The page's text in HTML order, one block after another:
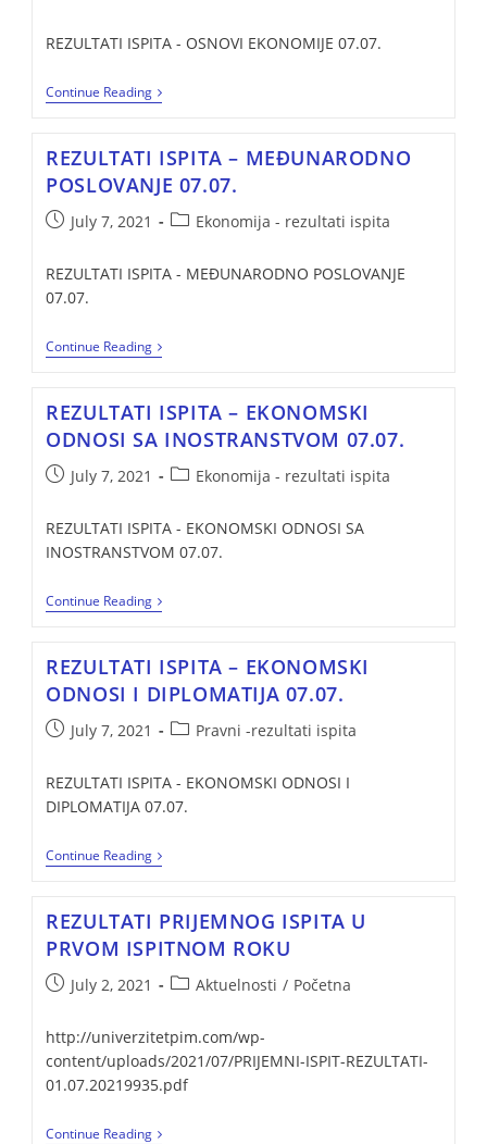
REZULTATI ISPITA - OSNOVI EKONOMIJE 07.07.
Continue Reading
REZULTATI ISPITA – MEĐUNARODNO
POSLOVANJE 07.07.
July 7, 2021 Ekonomija - rezultati ispita
REZULTATI ISPITA - MEĐUNARODNO POSLOVANJE
07.07.
Continue Reading
REZULTATI ISPITA – EKONOMSKI
ODNOSI SA INOSTRANSTVOM 07.07.
July 7, 2021 Ekonomija - rezultati ispita
REZULTATI ISPITA - EKONOMSKI ODNOSI SA
INOSTRANSTVOM 07.07.
Continue Reading
REZULTATI ISPITA – EKONOMSKI
ODNOSI I DIPLOMATIJA 07.07.
July 7, 2021 Pravni -rezultati ispita
REZULTATI ISPITA - EKONOMSKI ODNOSI I
DIPLOMATIJA 07.07.
Continue Reading
REZULTATI PRIJEMNOG ISPITA U
PRVOM ISPITNOM ROKU
July 2, 2021 Aktuelnosti / Početna
http://univerzitetpim.com/wp-
content/uploads/2021/07/PRIJEMNI-ISPIT-REZULTATI-
01.07.20219935.pdf
Continue Reading